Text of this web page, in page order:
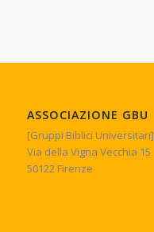
ASSOCIAZIONE GBU
[Gruppi Biblici Universitari]
Via della Vigna Vecchia 15
50122 Firenze